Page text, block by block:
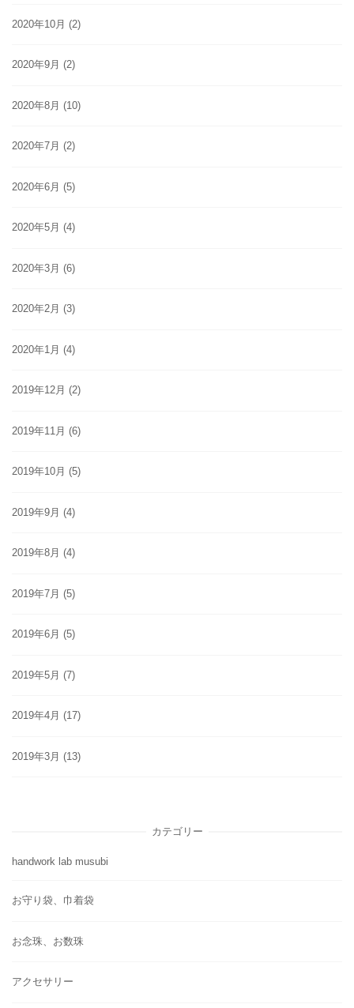
2020年10月 (2)
2020年9月 (2)
2020年8月 (10)
2020年7月 (2)
2020年6月 (5)
2020年5月 (4)
2020年3月 (6)
2020年2月 (3)
2020年1月 (4)
2019年12月 (2)
2019年11月 (6)
2019年10月 (5)
2019年9月 (4)
2019年8月 (4)
2019年7月 (5)
2019年6月 (5)
2019年5月 (7)
2019年4月 (17)
2019年3月 (13)
カテゴリー
handwork lab musubi
お守り袋、巾着袋
お念珠、お数珠
アクセサリー